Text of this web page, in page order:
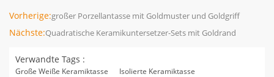
Vorherige:großer Porzellantasse mit Goldmuster und Goldgriff
Nächste:Quadratische Keramikuntersetzer-Sets mit Goldrand
Verwandte Tags :
Große Weiße Keramiktasse
Isolierte Keramiktasse